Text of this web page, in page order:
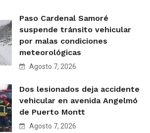
Paso Cardenal Samoré
suspende tránsito vehicular
por malas condiciones
meteorológicas
Agosto 7, 2026
Dos lesionados deja accidente
vehicular en avenida Angelmó
de Puerto Montt
Agosto 7, 2026